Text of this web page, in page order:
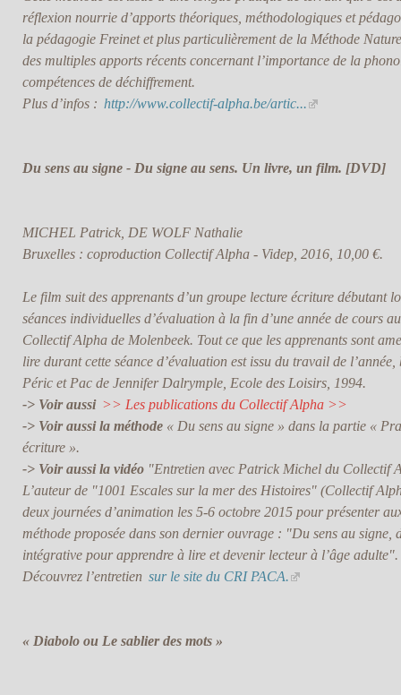
réflexion nourrie d’apports théoriques, méthodologiques et
la pédagogie Freinet et plus particulièrement de la Méthode
des multiples apports récents concernant l’importance de la
compétences de déchiffrement.
Plus d’infos : http://www.collectif-alpha.be/artic...
Du sens au signe - Du signe au sens. Un livre, un film. [DVD]
MICHEL Patrick, DE WOLF Nathalie
Bruxelles : coproduction Collectif Alpha - Videp, 2016, 10,00 €.
Le film suit des apprenants d’un groupe lecture écriture débutant
séances individuelles d’évaluation à la fin d’une année de cours au
Collectif Alpha de Molenbeek. Tout ce que les apprenants sont
lire durant cette séance d’évaluation est issu du travail de
Péric et Pac de Jennifer Dalrymple, Ecole des Loisirs, 1994.
-> Voir aussi >> Les publications du Collectif Alpha >>
-> Voir aussi la méthode« Du sens au signe » dans la partie «
écriture ».
-> Voir aussi la vidéo"Entretien avec Patrick Michel du Collectif
L’auteur de "1001 Escales sur la mer des Histoires" (Collectif
deux journées d’animation les 5-6 octobre 2015 pour présenter
méthode proposée dans son dernier ouvrage : "Du sens au signe,
intégrative pour apprendre à lire et devenir lecteur à l’âge adulte".
Découvrez l’entretien sur le site du CRI PACA.
« Diabolo ou Le sablier des mots »